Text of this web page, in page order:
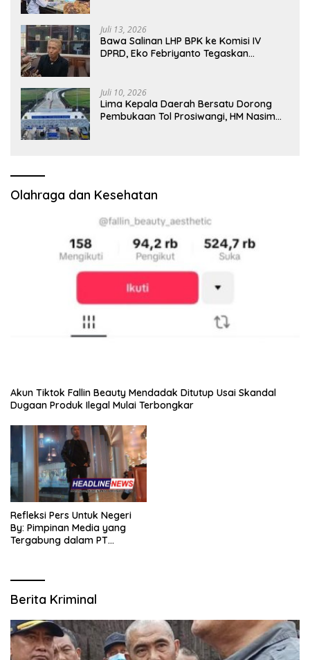
Juli 13, 2026
Bawa Salinan LHP BPK ke Komisi IV
DPRD, Eko Febriyanto Tegaskan
Juli 10, 2026
Lima Kepala Daerah Bersatu Dorong
Pembukaan Tol Prosiwangi, HM Nasim
Olahraga dan Kesehatan
Akun Tiktok Fallin Beauty Mendadak Ditutup Usai Skandal
Dugaan Produk Ilegal Mulai Terbongkar
Refleksi Pers Untuk Negeri
By: Pimpinan Media yang
Tergabung dalam PT
Berita Kriminal